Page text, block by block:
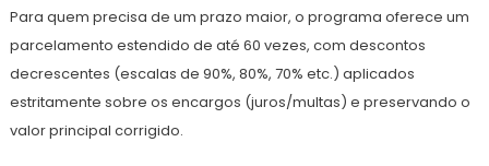
Para quem precisa de um prazo maior, o programa oferece um
parcelamento estendido de até 60 vezes, com descontos
decrescentes (escalas de 90%, 80%, 70% etc.) aplicados
estritamente sobre os encargos (juros/multas) e preservando o
valor principal corrigido.